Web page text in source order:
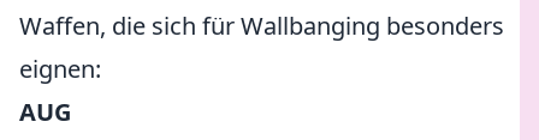
Waffen, die sich für Wallbanging besonders
eignen:
AUG